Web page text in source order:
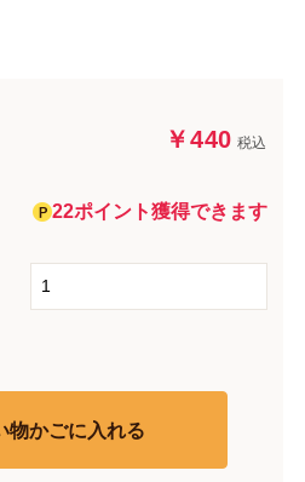
￥440 税込
22ポイント獲得できます
物かごに入れる